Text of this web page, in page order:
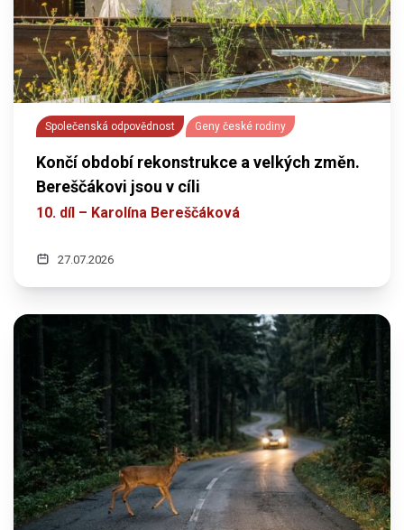
Společenská odpovědnost Geny české rodiny
Končí období rekonstrukce a velkých změn.
Bereščákovi jsou v cíli
10. díl – Karolína Bereščáková
27.07.2026